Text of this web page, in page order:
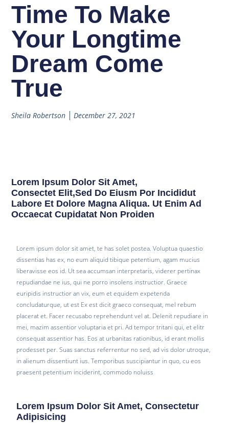
Time To Make
Your Longtime
Dream Come
True
Sheila Robertson December 27, 2021
Lorem Ipsum Dolor Sit Amet,
Consectet Elit,sed Do Eiusm Por Incididut
Labore Et Dolore Magna Aliqua. Ut Enim Ad
Occaecat Cupidatat Non Proiden
Lorem ipsum dolor sit amet, te has solet postea. Voluptua quaestio
dissentias has ex, no eum aliquid tibique petentium, agam mucius
liberavisse eos id. Ut sea accumsan interpretaris, viderer pertinax
repudiandae ne ius, qui ne porro insolens instructior. Graece
euripidis instructior an vix, eum et equidem expetenda
concludaturque, ut est Ex est dicit graeco consequat, mel rebum
placerat et. Facer recusabo reprehendunt vel at. Delenit repudiare in
mei, mazim assentior voluptaria et pri. Ad tempor tritani qui, et elitr
consequat assentior has. Eos at urbanitas rationibus, id erant mollis
prodesset per. Suas sanctus referrentur no sed, ad vis dolor utroque,
in alienum dissentiunt ius. Temporibus suscipiantur in quo, cu eos
praesent petentium inciderint, commodo noluiss
Lorem Ipsum Dolor Sit Amet, Consectetur
Adipisicing